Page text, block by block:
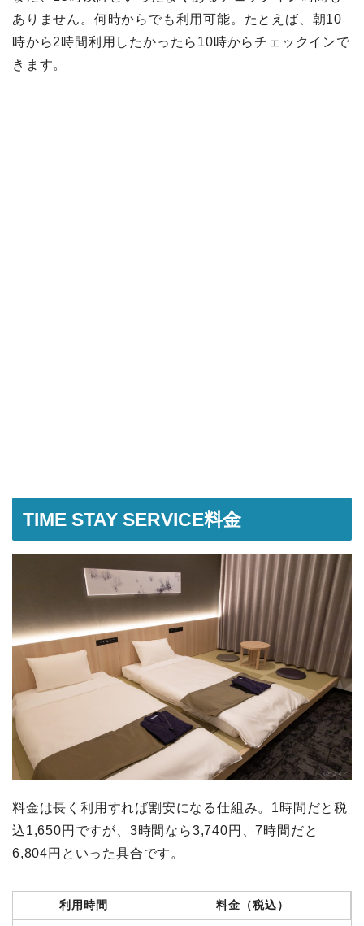
ありません。何時からでも利用可能。たとえば、朝10
時から2時間利用したかったら10時からチェックインで
きます。
TIME STAY SERVICE料金
料金は長く利用すれば割安になる仕組み。1時間だと税
込1,650円ですが、3時間なら3,740円、7時間だと
6,804円といった具合です。
利用時間 料金（税込）